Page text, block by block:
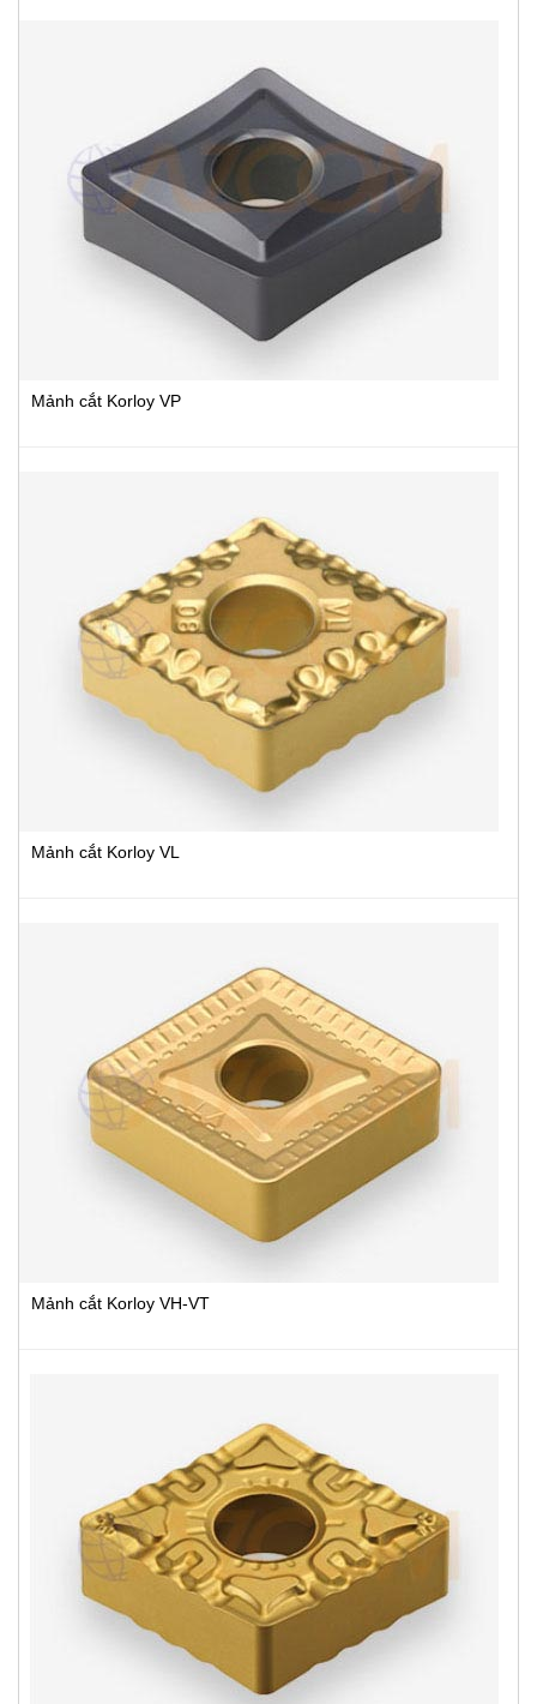
Mảnh cắt Korloy VP
Mảnh cắt Korloy VL
Mảnh cắt Korloy VH-VT